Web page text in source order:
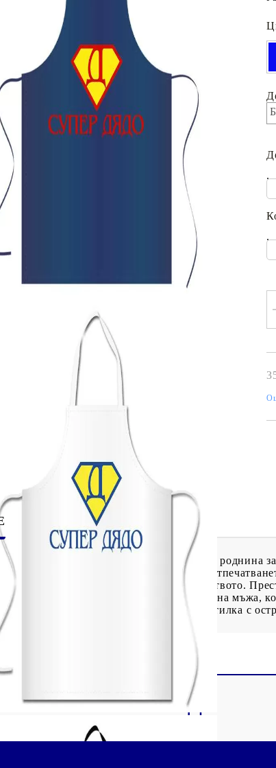
Tweet
.
.
подарък да направите на приятел или роднина
възможност да решите проблема.
подарък за всеки член на домакинството.
арсенал, както на домакинята, така и на мъжа,
го с негова лична работна престилка с